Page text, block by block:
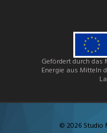
Gefördert durch
Energie aus Mitteln
© 2026 Studio